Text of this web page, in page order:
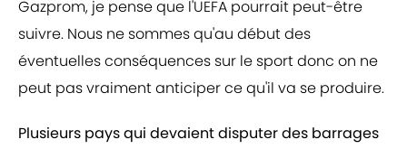
Gazprom, je pense que l'UEFA pourrait peut-être
suivre. Nous ne sommes qu'au début des
éventuelles conséquences sur le sport donc on ne
peut pas vraiment anticiper ce qu'il va se produire.
Plusieurs pays qui devaient disputer des barrages